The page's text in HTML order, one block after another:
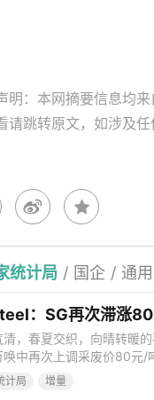
明：本网摘要信息均
请跳转原文，如涉及
统计局 / 国企 / 通用
：SG再次滞涨
清，春夏交织，向晴转暖
唤中再次上调采废价80元/
期深跌同样给市场带来隐
计局 增量